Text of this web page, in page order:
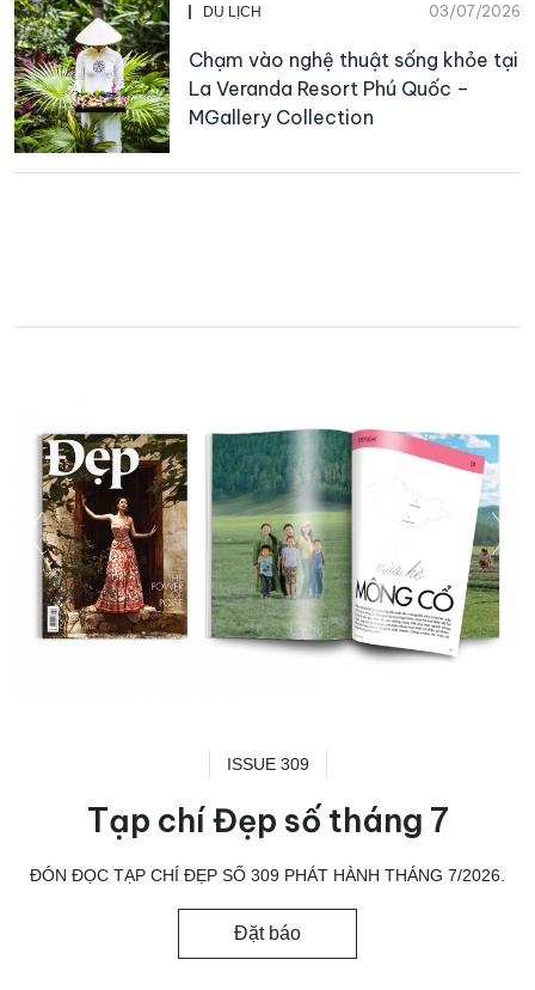
DU LỊCH 03/07/2026
Chạm vào nghệ thuật sống khỏe tại
La Veranda Resort Phú Quốc –
MGallery Collection
ISSUE 309
Tạp chí Đẹp số tháng 7
ĐÓN ĐỌC TẠP CHÍ ĐẸP SỐ 309 PHÁT HÀNH THÁNG 7/2026.
Đặt báo